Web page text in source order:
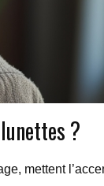
?
mettent